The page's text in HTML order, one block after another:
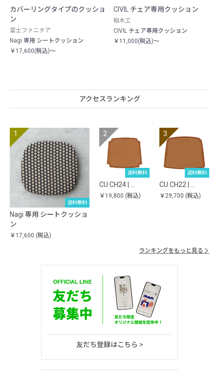
カバーリングタイプのクッショ
ン
冨士ファニチア
Nagi 専用 シートクッション
￥17,600(税込)～
CIVIL チェア専用クッション
柏木工
CIVIL チェア専用クッション
￥11,000(税込)～
アクセスランキング
送料無料
Nagi 専用 シートクッショ
ン
￥17,600 (税込)
送料無料
CU CH24 | …
￥19,800 (税込)
送料無料
CU CH22 | …
￥29,700 (税込)
ランキングをもっと見る
友だち登録はこちら >